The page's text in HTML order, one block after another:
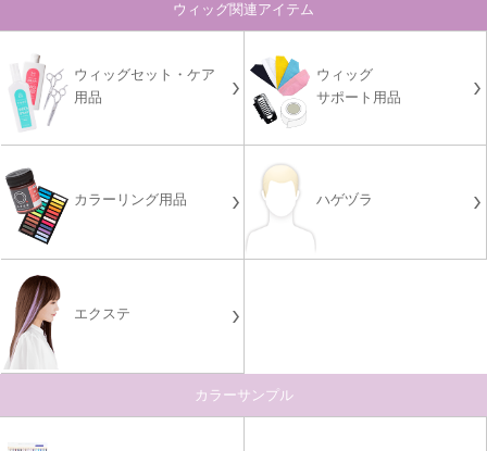
ウィッグ関連アイテム
ウィッグセット・ケア
用品
ウィッグ
サポート用品
カラーリング用品 ハゲヅラ
エクステ
カラーサンプル